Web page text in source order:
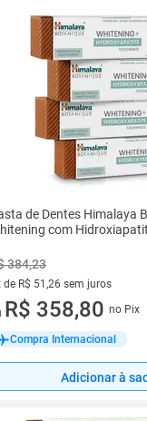
de Dentes Himalaya
com
384,23
de R$ 51,26 sem juros
vez de R$ 51,26 sem juros
R$ 358,80 no Pix
Compra Internacional
Adicionar à